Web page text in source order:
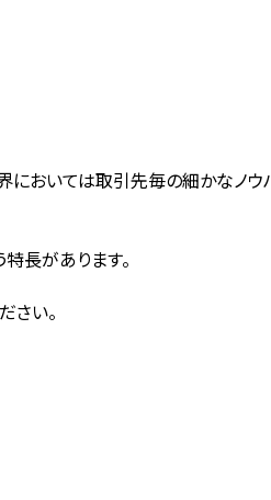
おいては取引先毎の細かなノウ
長があります。
さい。